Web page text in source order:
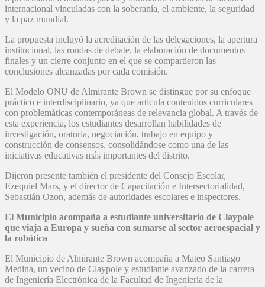
internacional vinculadas con la soberanía, el ambiente, la seguridad
y la paz mundial.
La propuesta incluyó la acreditación de las delegaciones, la apertura
institucional, las rondas de debate, la elaboración de documentos
finales y un cierre conjunto en el que se compartieron las
conclusiones alcanzadas por cada comisión.
El Modelo ONU de Almirante Brown se distingue por su enfoque
práctico e interdisciplinario, ya que articula contenidos curriculares
con problemáticas contemporáneas de relevancia global. A través de
esta experiencia, los estudiantes desarrollan habilidades de
investigación, oratoria, negociación, trabajo en equipo y
construcción de consensos, consolidándose como una de las
iniciativas educativas más importantes del distrito.
Dijeron presente también el presidente del Consejo Escolar,
Ezequiel Mars, y el director de Capacitación e Intersectorialidad,
Sebastián Ozon, además de autoridades escolares e inspectores.
El Municipio acompaña a estudiante universitario de Claypole
que viaja a Europa y sueña con sumarse al sector aeroespacial y
la robótica
El Municipio de Almirante Brown acompaña a Mateo Santiago
Medina, un vecino de Claypole y estudiante avanzado de la carrera
de Ingeniería Electrónica de la Facultad de Ingeniería de la